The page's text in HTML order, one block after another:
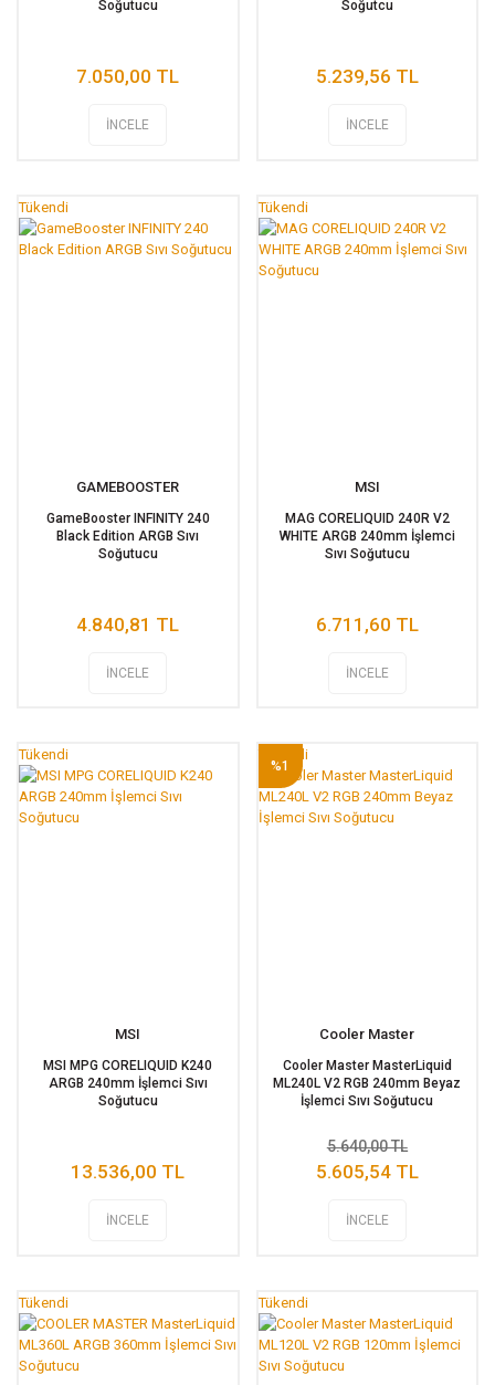
Soğutucu
7.050,00 TL
İNCELE
Soğutcu
5.239,56 TL
İNCELE
Tükendi
GAMEBOOSTER
GameBooster INFINITY 240
Black Edition ARGB Sıvı
Soğutucu
4.840,81 TL
İNCELE
Tükendi
MSI
MAG CORELIQUID 240R V2
WHITE ARGB 240mm İşlemci
Sıvı Soğutucu
6.711,60 TL
İNCELE
Tükendi
MSI
MSI MPG CORELIQUID K240
ARGB 240mm İşlemci Sıvı
Soğutucu
13.536,00 TL
İNCELE
%1
Tükendi
Cooler Master
Cooler Master MasterLiquid
ML240L V2 RGB 240mm Beyaz
İşlemci Sıvı Soğutucu
5.605,54 TL
5.640,00 TL
İNCELE
Tükendi Tükendi